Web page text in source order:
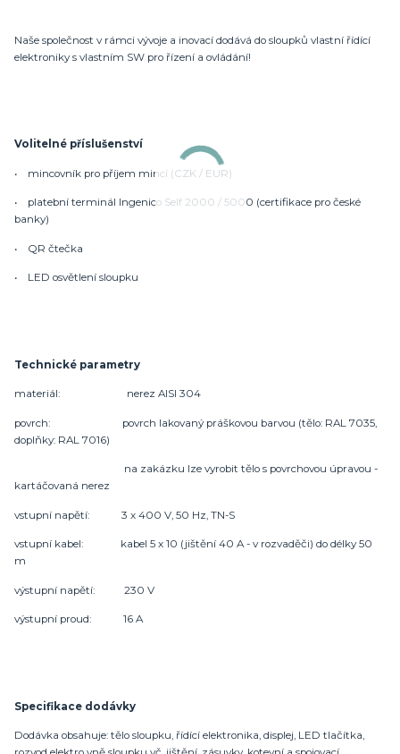
Naše společnost v rámci vývoje a inovací dodává do sloupků vlastní řídící
elektroniky s vlastním SW pro řízení a ovládání!
Volitelné příslušenství
• mincovník pro příjem mincí (CZK / EUR)
• platební terminál Ingenico Self 2000 / 5000 (certifikace pro české
banky)
• QR čtečka
• LED osvětlení sloupku
Technické parametry
materiál: nerez AISI 304
povrch: povrch lakovaný práškovou barvou (tělo: RAL 7035,
doplňky: RAL 7016)
na zakázku lze vyrobit tělo s povrchovou úpravou -
kartáčovaná nerez
vstupní napětí: 3 x 400 V, 50 Hz, TN-S
vstupní kabel: kabel 5 x 10 (jištění 40 A - v rozvaděči) do délky 50
m
výstupní napětí: 230 V
výstupní proud: 16 A
Specifikace dodávky
Dodávka obsahuje: tělo sloupku, řídící elektronika, displej, LED tlačítka,